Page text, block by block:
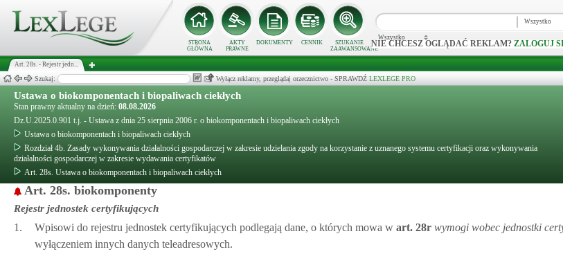
STRONA
GŁÓWNA
AKTY
PRAWNE
DOKUMENTY CENNIK
SZUKANIE
ZAAWANSOWANE
Wszystko
Wszystko
NIE CHCESZ OGLĄDAĆ REKLAM? ZALOGUJ
Art. 28s. - Rejestr jedn...
Szukaj: Wyłącz reklamy, przeglądaj orzecznictwo - SPRAWDŹ LEXLEGE PRO
Ustawa o biokomponentach i biopaliwach ciekłych
Stan prawny aktualny na dzień: 08.08.2026
Dz.U.2025.0.901 t.j. - Ustawa z dnia 25 sierpnia 2006 r. o biokomponentach i biopaliwach ciekłych
Ustawa o biokomponentach i biopaliwach ciekłych
Rozdział 4b. Zasady wykonywania działalności gospodarczej w zakresie udzielania zgody na korzystanie z uznanego systemu certyfikacji oraz wykonywania
działalności gospodarczej w zakresie wydawania certyfikatów
Art. 28s. Ustawa o biokomponentach i biopaliwach ciekłych
Art. 28s. biokomponenty
Rejestr jednostek certyfikujących
1. Wpisowi do rejestru jednostek certyfikujących podlegają dane, o których mowa w art. 28r wymogi wobec jednostki
wyłączeniem innych danych teleadresowych.